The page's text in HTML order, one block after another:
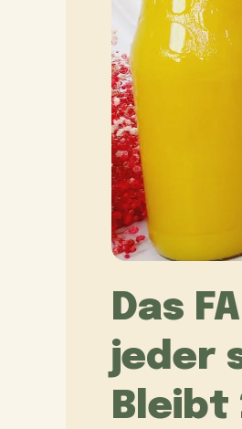
Das
jeder
Bleibt